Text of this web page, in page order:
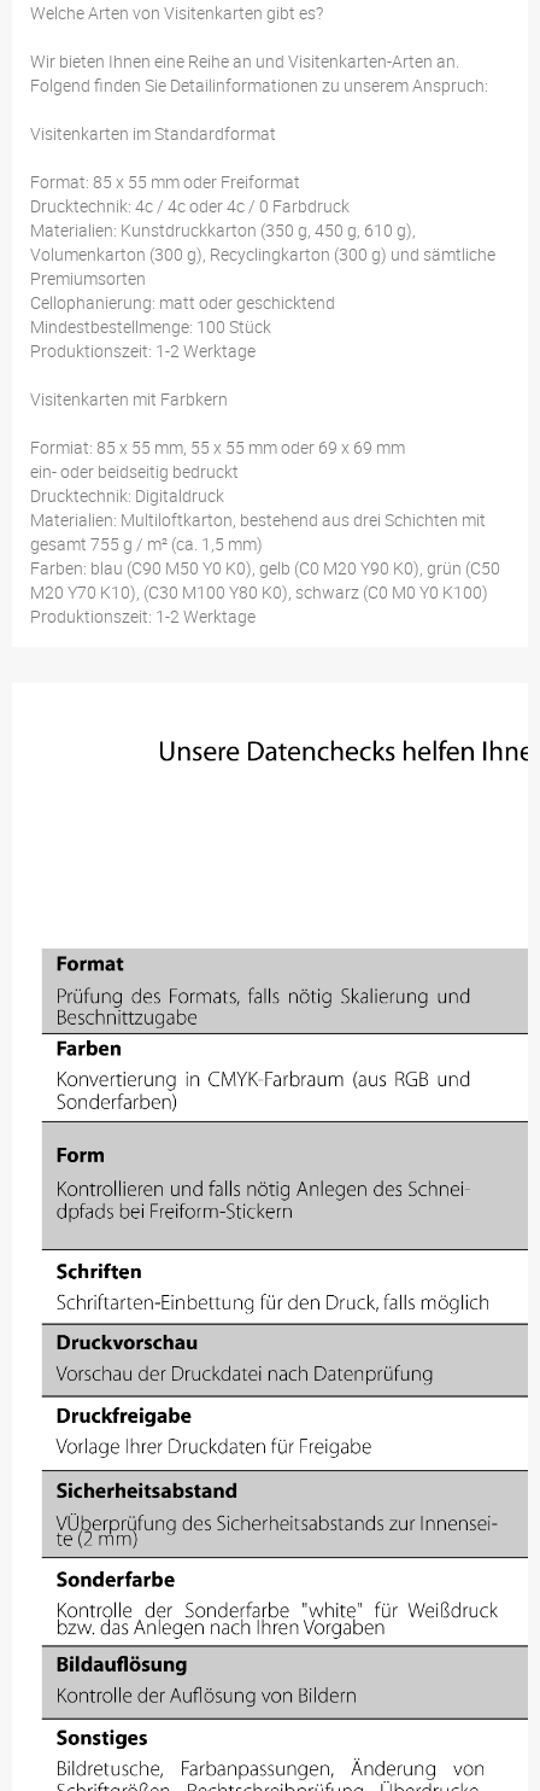
Welche Arten von Visitenkarten gibt es?
Wir bieten Ihnen eine Reihe an und Visitenkarten-Arten an.
Folgend finden Sie Detailinformationen zu unserem Anspruch:
Visitenkarten im Standardformat
Format: 85 x 55 mm oder Freiformat
Drucktechnik: 4c / 4c oder 4c / 0 Farbdruck
Materialien: Kunstdruckkarton (350 g, 450 g, 610 g),
Volumenkarton (300 g), Recyclingkarton (300 g) und sämtliche
Premiumsorten
Cellophanierung: matt oder geschicktend
Mindestbestellmenge: 100 Stück
Produktionszeit: 1-2 Werktage
Visitenkarten mit Farbkern
Formiat: 85 x 55 mm, 55 x 55 mm oder 69 x 69 mm
ein- oder beidseitig bedruckt
Drucktechnik: Digitaldruck
Materialien: Multiloftkarton, bestehend aus drei Schichten mit
gesamt 755 g / m² (ca. 1,5 mm)
Farben: blau (C90 M50 Y0 K0), gelb (C0 M20 Y90 K0), grün (C50
M20 Y70 K10), (C30 M100 Y80 K0), schwarz (C0 M0 Y0 K100)
Produktionszeit: 1-2 Werktage